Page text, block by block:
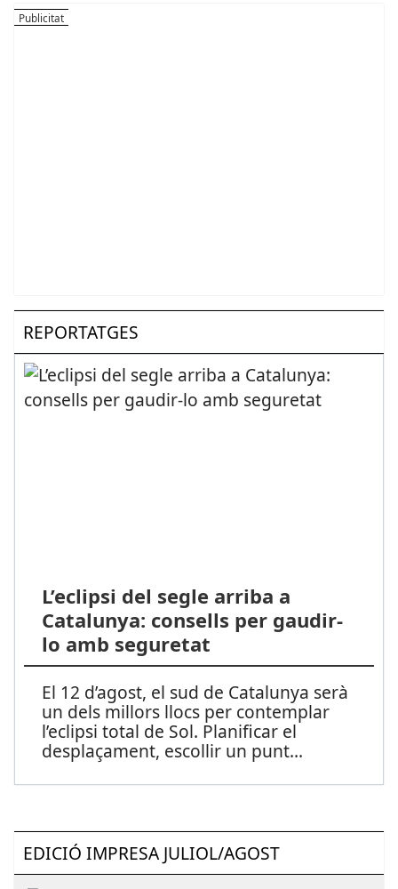
REPORTATGES
L’eclipsi del segle arriba a
Catalunya: consells per gaudir-
lo amb seguretat
El 12 d’agost, el sud de Catalunya serà
un dels millors llocs per contemplar
l’eclipsi total de Sol. Planificar el
desplaçament, escollir un punt...
EDICIÓ IMPRESA JULIOL/AGOST